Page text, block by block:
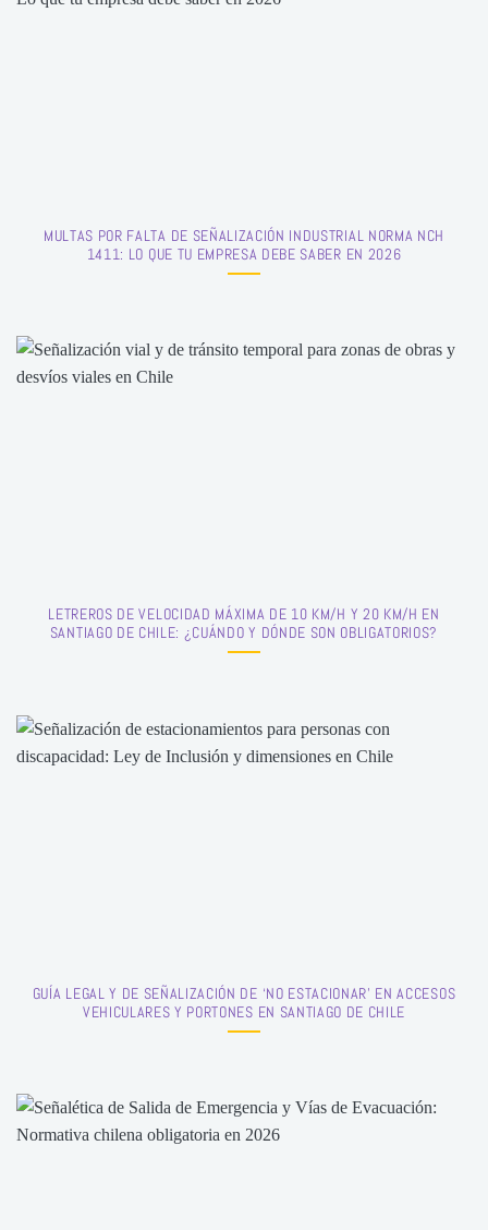
MULTAS POR FALTA DE SEÑALIZACIÓN INDUSTRIAL NORMA NCH
1411: LO QUE TU EMPRESA DEBE SABER EN 2026
LETREROS DE VELOCIDAD MÁXIMA DE 10 KM/H Y 20 KM/H EN
SANTIAGO DE CHILE: ¿CUÁNDO Y DÓNDE SON OBLIGATORIOS?
GUÍA LEGAL Y DE SEÑALIZACIÓN DE ‘NO ESTACIONAR’ EN ACCESOS
VEHICULARES Y PORTONES EN SANTIAGO DE CHILE